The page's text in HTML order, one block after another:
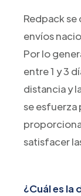
Redpack
envíos
Por lo
entre 1 y 3
distancia y
se esfuerza
satisfacer
¿Cuál es la